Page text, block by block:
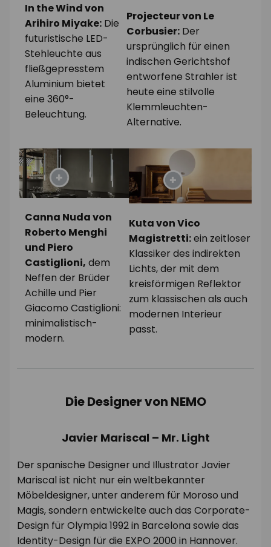
In the Wind von
Arihiro Miyake:Die
futuristische LED-
Stehleuchte aus
fließgepresstem
Aluminium bietet
eine 360°-
Beleuchtung.
Projecteur von Le
Corbusier: Der
ursprünglich für einen
indischen Gerichtshof
entworfene Strahler ist
heute eine stilvolle
Klemmleuchten-
Alternative.
Canna Nuda von
Roberto Menghi
und Piero
Castiglioni, dem
Neffen der Brüder
Achille und Pier
Giacomo Castiglioni:
minimalistisch-
modern.
Kuta von Vico
Magistretti:ein zeitloser
Klassiker des indirekten
Lichts, der mit dem
kreisförmigen Reflektor
zum klassischen als auch
modernen Interieur
passt.
Die Designer von NEMO
Javier Mariscal – Mr. Light
Der spanische Designer und Illustrator Javier
Mariscal ist nicht nur ein weltbekannter
Möbeldesigner, unter anderem für Moroso und
Magis, sondern entwickelte auch das Corporate-
Design für Olympia 1992 in Barcelona sowie das
Identity-Design für die EXPO 2000 in Hannover.